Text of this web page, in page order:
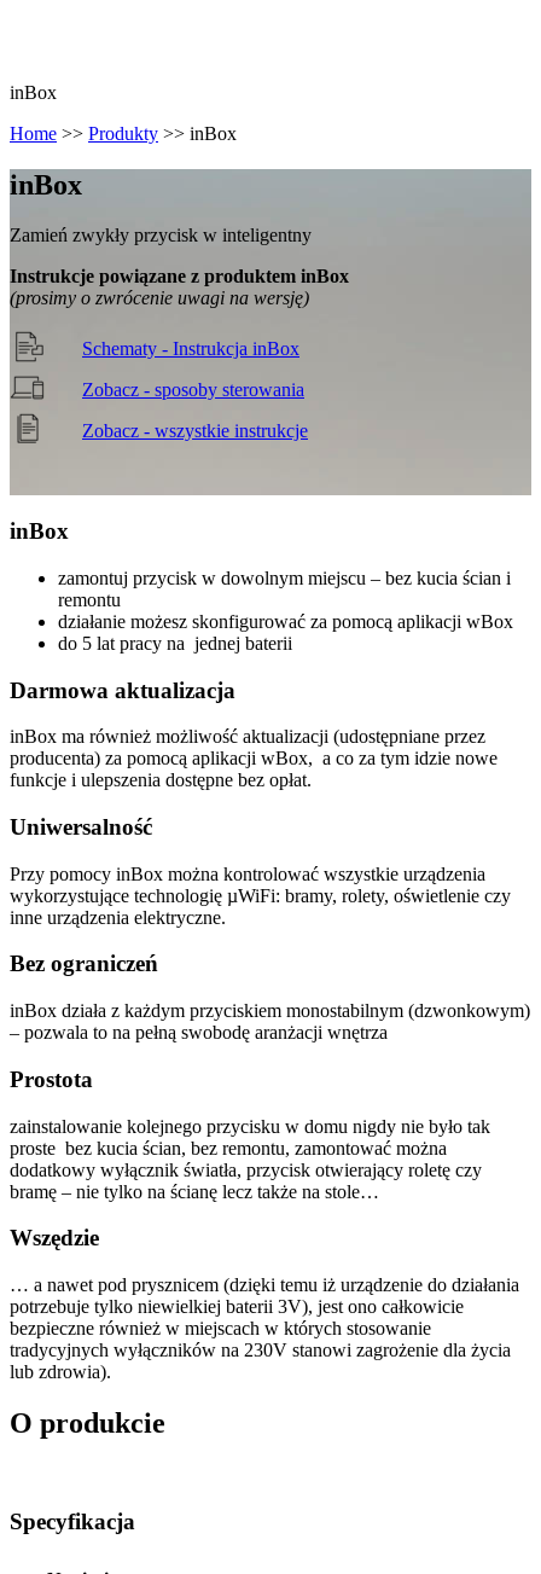
inBox
Home >> Produkty >> inBox
inBox
Zamień zwykły przycisk w inteligentny
Instrukcje powiązane z produktem inBox
(prosimy o zwrócenie uwagi na wersję)
Schematy - Instrukcja inBox
Zobacz - sposoby sterowania
Zobacz - wszystkie instrukcje
inBox
zamontuj przycisk w dowolnym miejscu – bez kucia ścian i
remontu
działanie możesz skonfigurować za pomocą aplikacji wBox
do 5 lat pracy na jednej baterii
Darmowa aktualizacja
inBox ma również możliwość aktualizacji (udostępniane przez
producenta) za pomocą aplikacji wBox, a co za tym idzie nowe
funkcje i ulepszenia dostępne bez opłat.
Uniwersalność
Przy pomocy inBox można kontrolować wszystkie urządzenia
wykorzystujące technologię µWiFi: bramy, rolety, oświetlenie czy
inne urządzenia elektryczne.
Bez ograniczeń
inBox działa z każdym przyciskiem monostabilnym (dzwonkowym)
– pozwala to na pełną swobodę aranżacji wnętrza
Prostota
zainstalowanie kolejnego przycisku w domu nigdy nie było tak
proste bez kucia ścian, bez remontu, zamontować można
dodatkowy wyłącznik światła, przycisk otwierający roletę czy
bramę – nie tylko na ścianę lecz także na stole…
Wszędzie
… a nawet pod prysznicem (dzięki temu iż urządzenie do działania
potrzebuje tylko niewielkiej baterii 3V), jest ono całkowicie
bezpieczne również w miejscach w których stosowanie
tradycyjnych wyłączników na 230V stanowi zagrożenie dla życia
lub zdrowia).
O produkcie
Specyfikacja